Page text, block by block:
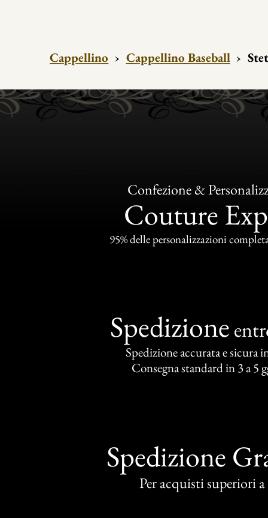
Cappellino › Cappellino Baseball ›
Confezione &
Couture
95% delle personalizzazioni
Spedizione
Spedizione accurata e sicura
Consegna standard in 3 a 5
Spedizione
Per acquisti superiori